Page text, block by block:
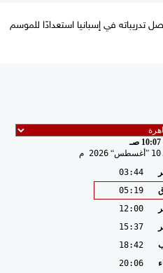
تدريباته في إسبانيا استعدادًا للموسم
10:07 صـ
10 أغسطس 2026 م
03:44
05:19
12:00
15:37
18:42
20:06